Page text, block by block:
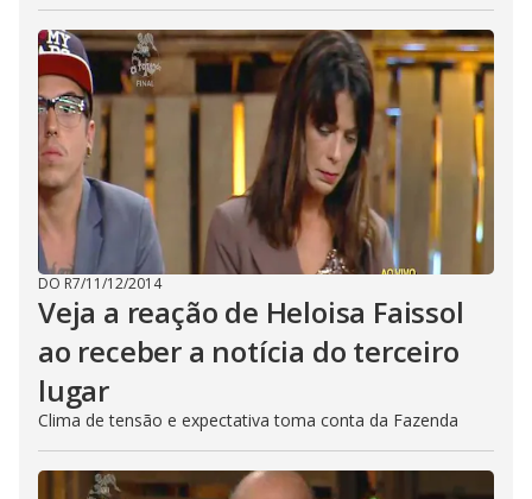
DO R7/11/12/2014
Veja a reação de Heloisa Faissol
ao receber a notícia do terceiro
lugar
Clima de tensão e expectativa toma conta da Fazenda